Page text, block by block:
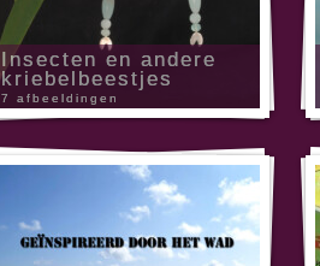
Insecten en andere
kriebelbeestjes
7 afbeeldingen